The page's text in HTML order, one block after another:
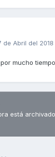
de Abril del 2018
mucho
está